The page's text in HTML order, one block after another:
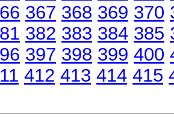
367 368 369 370
382 383 384 385
397 398 399 400
412 413 414 415